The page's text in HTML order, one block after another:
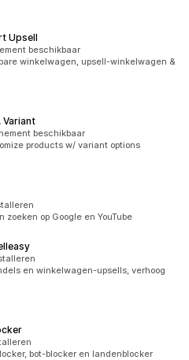
Upsell
beschikbaar
winkelwagen, upsell-winkelwagen &
beschikbaar
products w/ variant options
zoeken op Google en YouTube
en winkelwagen-upsells, verhoog
bot-blocker en landenblocker